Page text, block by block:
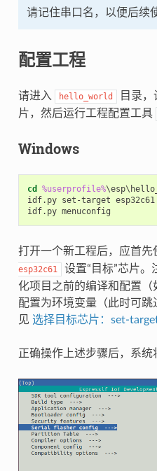
请记住串口名，以便后续
配置工程
请进入 hello_world
目录，
片，然后运行工程配置工具
Windows
cd %userprofile%
idf.py set-target esp32c61
打开一个新工程后，应首先
esp32c61
设置“目标”芯片
化项目之前的编译和配置（
配置为环境变量（此时可
见 选择目标芯片：set-
正确操作上述步骤后，系统